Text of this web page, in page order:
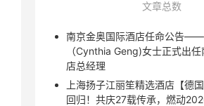
文章总数
南京金奥国际酒店任命公告
（Cynthia Geng)女士正式出
店总经理
上海扬子江丽笙精选酒店【德
回归！共庆27载传承，燃动